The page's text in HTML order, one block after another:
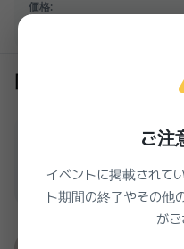
価格:
同じクリニックの他の
準備中
SNU_眼瞼
2026.03.27
ご注
イベントに掲載されて
ト期間の終了やその他
がご